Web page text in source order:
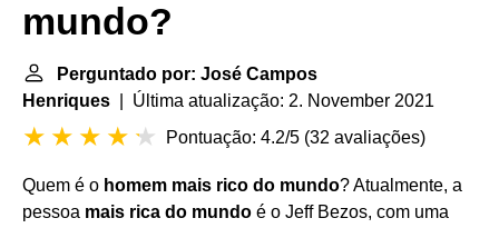
mundo?
Perguntado por: José Campos
Henriques | Última atualização: 2. November 2021
Pontuação: 4.2/5 (32 avaliações)
Quem é o homem mais rico do mundo? Atualmente, a
pessoa mais rica do mundo é o Jeff Bezos, com uma